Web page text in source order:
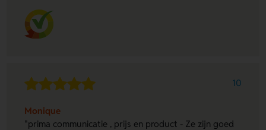
10
Monique
"prima communicatie , prijs en product - Ze zijn goed